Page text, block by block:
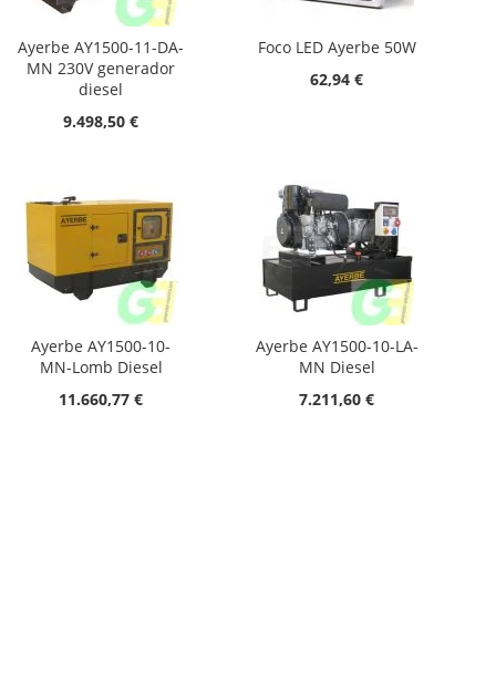
Ayerbe AY1500-11-DA-
MN 230V generador
diesel
9.498,50 €
Foco LED Ayerbe 50W
62,94 €
Ayerbe AY1500-10-
MN-Lomb Diesel
11.660,77 €
Ayerbe AY1500-10-LA-
MN Diesel
7.211,60 €